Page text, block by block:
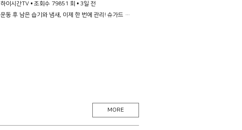
하이시간TV • 조회수 79851 회 • 3일 전
운동 후 남은 습기와 냄새, 이제 한 번에 관리! 슈가드 스포츠 신발 살균 건조기 ✔️ 17개 UV LED 살균 ✔️ 플라즈마 이온 탈취 ✔️ 45~50℃ 저온 건조로 신발 변형 걱정 최소화 운동을 즐긴다면 꼭 필요한 필수 아이템! 👉 슈가드 스포츠 신발 살균 건조기 구매하기 👇 https://smartstore.naver.com/shugad/products/13397623704 독보적인 기술력으로 더 편하고 더 부드럽게 제임스밀러 탑스핀 제로토크 퍼터 오직 변기수 골프TV에서만 36% 할인 → 288,000원! 👉 제임스밀러 탑스핀 제로토크 퍼터 구매하기👇 https://buly.kr/1GLORBo 우리끼리 Masters를 위한 새로운 코스를 찾아 나선 변기수 골프TV! ⛳ 이번에는 필드 5회차 골퍼 서남용의 9홀 플레이를 관찰해봤습니다. 골프를 시작한 지 얼마 안 됐지만, 생각보다 괜찮은 샷도, 생각보다 더 웃긴 장면도 있습니다! 과연 필드 5회차 골퍼는 어떤 플레이를 보여줄까요? 서남용의 좌충우돌 9홀 라운드를 기대해 주세요! [업무제휴문의] junhopd@naver.com
MORE